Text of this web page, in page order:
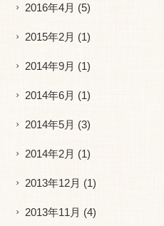
2016年4月 (5)
2015年2月 (1)
2014年9月 (1)
2014年6月 (1)
2014年5月 (3)
2014年2月 (1)
2013年12月 (1)
2013年11月 (4)